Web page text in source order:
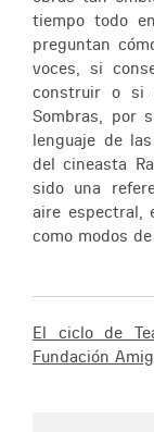
tiempo todo
preguntan
voces, si
construir o si
Sombras, por
lenguaje de
del cineasta
sido una
aire espectral,
como modos
El ciclo de
Fundación